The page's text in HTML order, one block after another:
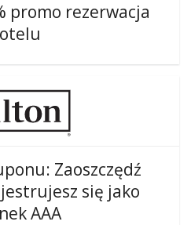
promo rezerwacja
Zaoszczędź
się jako
AAA